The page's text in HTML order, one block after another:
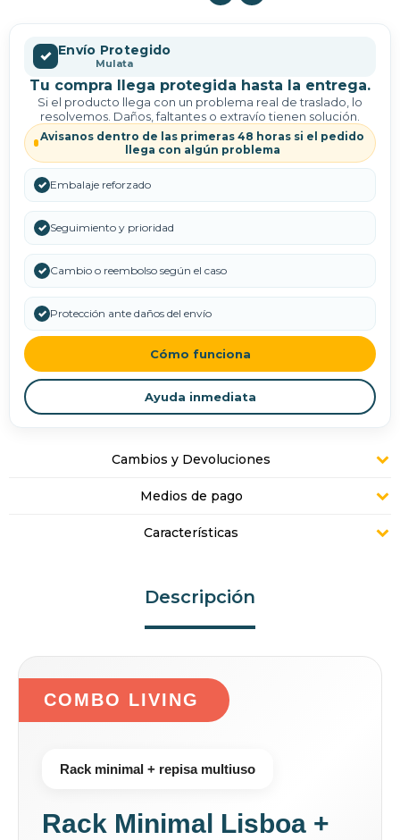
✓ Envío Protegido
Mulata
Tu compra llega protegida hasta la entrega.
Si el producto llega con un problema real de traslado, lo
resolvemos. Daños, faltantes o extravío tienen solución.
Avisanos dentro de las primeras 48 horas si el pedido
llega con algún problema
✓ Embalaje reforzado
✓ Seguimiento y prioridad
✓ Cambio o reembolso según el caso
✓ Protección ante daños del envío
Cómo funciona
Ayuda inmediata
Cambios y Devoluciones
Medios de pago
Características
Descripción
COMBO LIVING
Rack minimal + repisa multiuso
Rack Minimal Lisboa +